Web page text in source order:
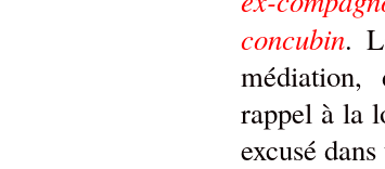
concubin.
médiation,
rappel à la
excusé